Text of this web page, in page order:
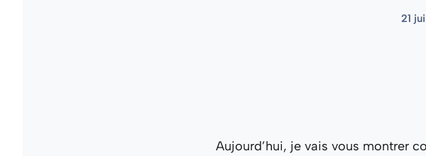
21
Aujourd’hui, je vais vous montrer